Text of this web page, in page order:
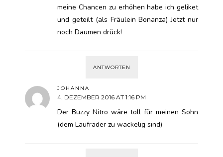
meine Chancen zu erhöhen habe ich geliket
und geteilt (als Fräulein Bonanza) Jetzt nur
noch Daumen drück!
ANTWORTEN
JOHANNA
4. DEZEMBER 2016 AT 1:16 PM
Der Buzzy Nitro wäre toll für meinen Sohn
(dem Laufräder zu wackelig sind)